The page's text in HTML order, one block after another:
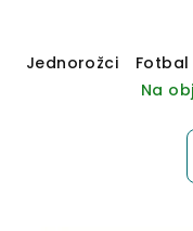
Jednorožci
Fotbal
Na